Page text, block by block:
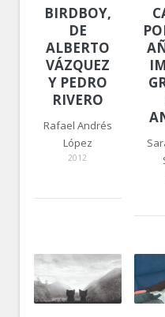
BIRDBOY,
DE
ALBERTO
VÁZQUEZ
Y PEDRO
RIVERO
Rafael Andrés
López
2012